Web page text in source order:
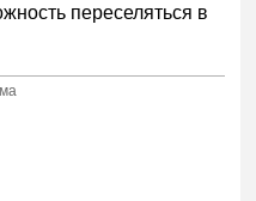
переселяться в